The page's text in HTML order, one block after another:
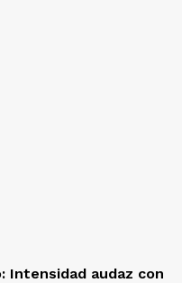
Intensidad audaz con